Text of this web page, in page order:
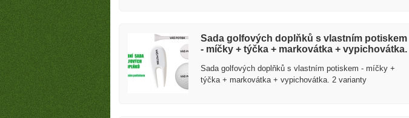
Sada golfových doplňků s vlastním potiskem
- míčky + týčka + markovátka + vypichovátka.
Sada golfových doplňků s vlastním potiskem - míčky +
týčka + markovátka + vypichovátka. 2 varianty